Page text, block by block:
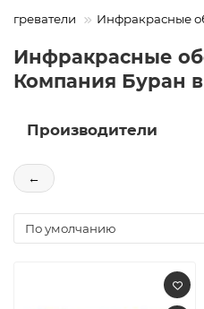
Инфракрасные
Инфракрасные
Компания Буран
Производители
←